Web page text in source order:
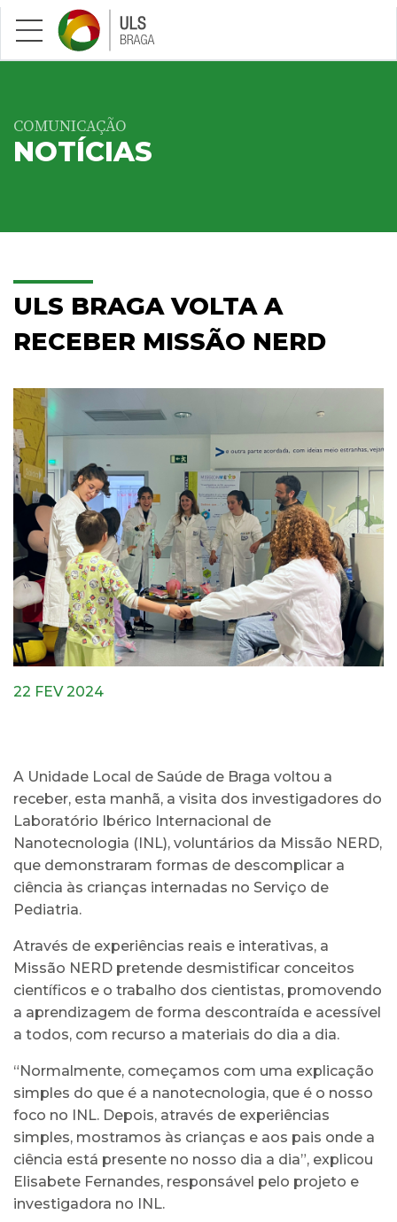
Saltar para conteúdo principal
COMUNICAÇÃO
NOTÍCIAS
ULS BRAGA VOLTA A
RECEBER MISSÃO NERD
22 FEV 2024
A Unidade Local de Saúde de Braga voltou a
receber, esta manhã, a visita dos investigadores do
Laboratório Ibérico Internacional de
Nanotecnologia (INL), voluntários da Missão NERD,
que demonstraram formas de descomplicar a
ciência às crianças internadas no Serviço de
Pediatria.
Através de experiências reais e interativas, a
Missão NERD pretende desmistificar conceitos
científicos e o trabalho dos cientistas, promovendo
a aprendizagem de forma descontraída e acessível
a todos, com recurso a materiais do dia a dia.
“Normalmente, começamos com uma explicação
simples do que é a nanotecnologia, que é o nosso
foco no INL. Depois, através de experiências
simples, mostramos às crianças e aos pais onde a
ciência está presente no nosso dia a dia”, explicou
Elisabete Fernandes, responsável pelo projeto e
investigadora no INL.